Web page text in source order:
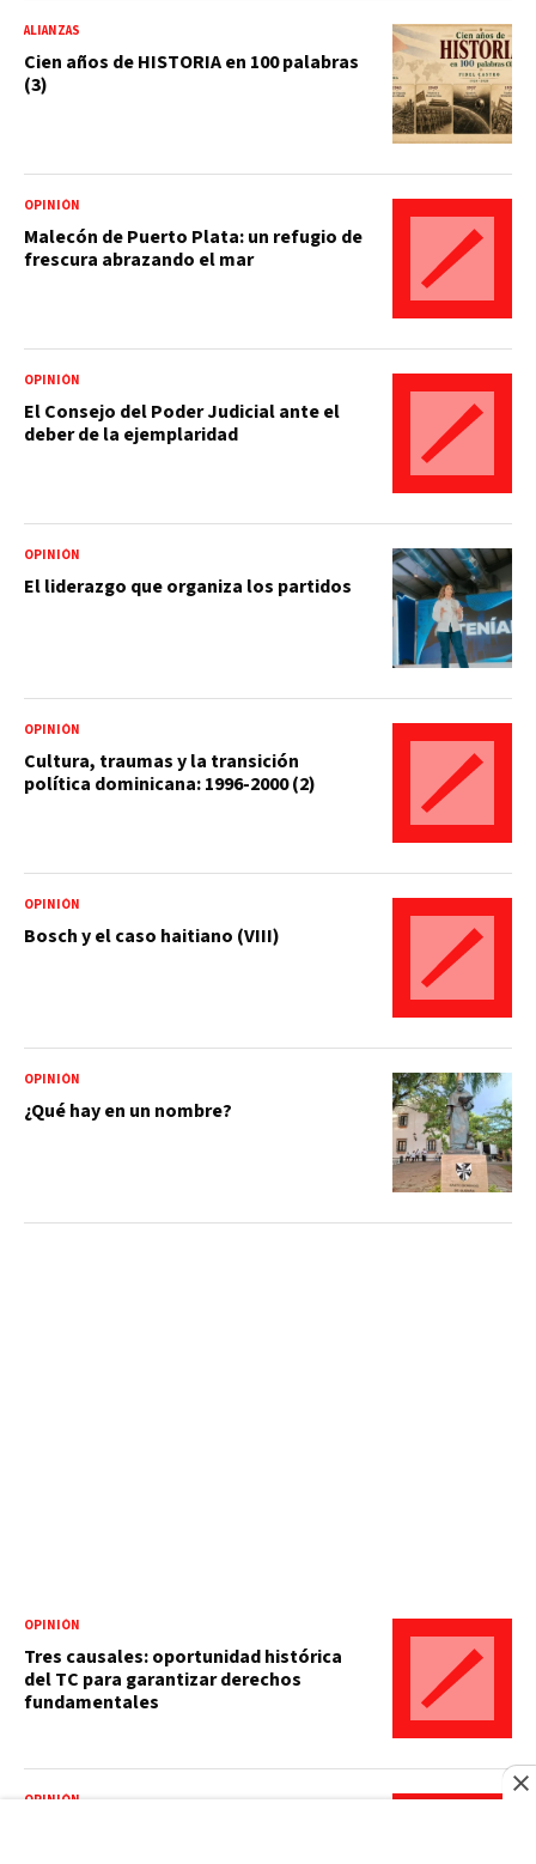
ALIANZAS
Cien años de HISTORIA en 100 palabras
(3)
OPINIÓN
Malecón de Puerto Plata: un refugio de
frescura abrazando el mar
OPINIÓN
El Consejo del Poder Judicial ante el
deber de la ejemplaridad
OPINIÓN
El liderazgo que organiza los partidos
OPINIÓN
Cultura, traumas y la transición
política dominicana: 1996-2000 (2)
OPINIÓN
Bosch y el caso haitiano (VIII)
OPINIÓN
¿Qué hay en un nombre?
OPINIÓN
Tres causales: oportunidad histórica
del TC para garantizar derechos
fundamentales
OPINIÓN